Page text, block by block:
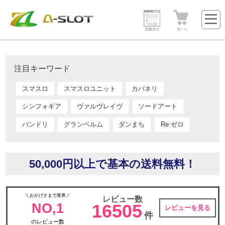
注目キーワード
スマスロ スマスロユニット カバネリ
シンフォギア ヴァルヴレイヴ ソードアート
バンドリ グランベルム ダンまち Re:ゼロ
50,000円以上で基本の送料無料！
＼おかげさまで業界／
NO,1
のレビュー数
レビュー数
16505 件
レビューを見る